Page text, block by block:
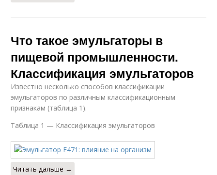
Что такое эмульгаторы в
пищевой промышленности.
Классификация эмульгаторов
Известно несколько способов классификации
эмульгаторов по различным классификационным
признакам (таблица 1).
Таблица 1 — Классификация эмульгаторов
Читать дальше →